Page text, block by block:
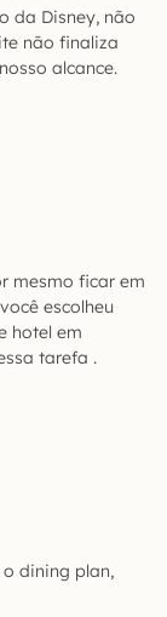
da Disney, não
não finaliza
alcance.
mesmo ficar em
escolheu
hotel em
tarefa .
o dining plan,